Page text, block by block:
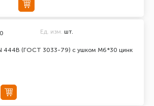
444В (ГОСТ 3033-79) с ушком М6*30 цинк
Ед. изм. шт.